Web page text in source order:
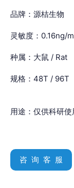
品牌：源桔生物
灵敏度：0.16ng/
种属：大鼠 / Rat
规格：48T / 96T
用途：仅供科研使
咨 询 客 服